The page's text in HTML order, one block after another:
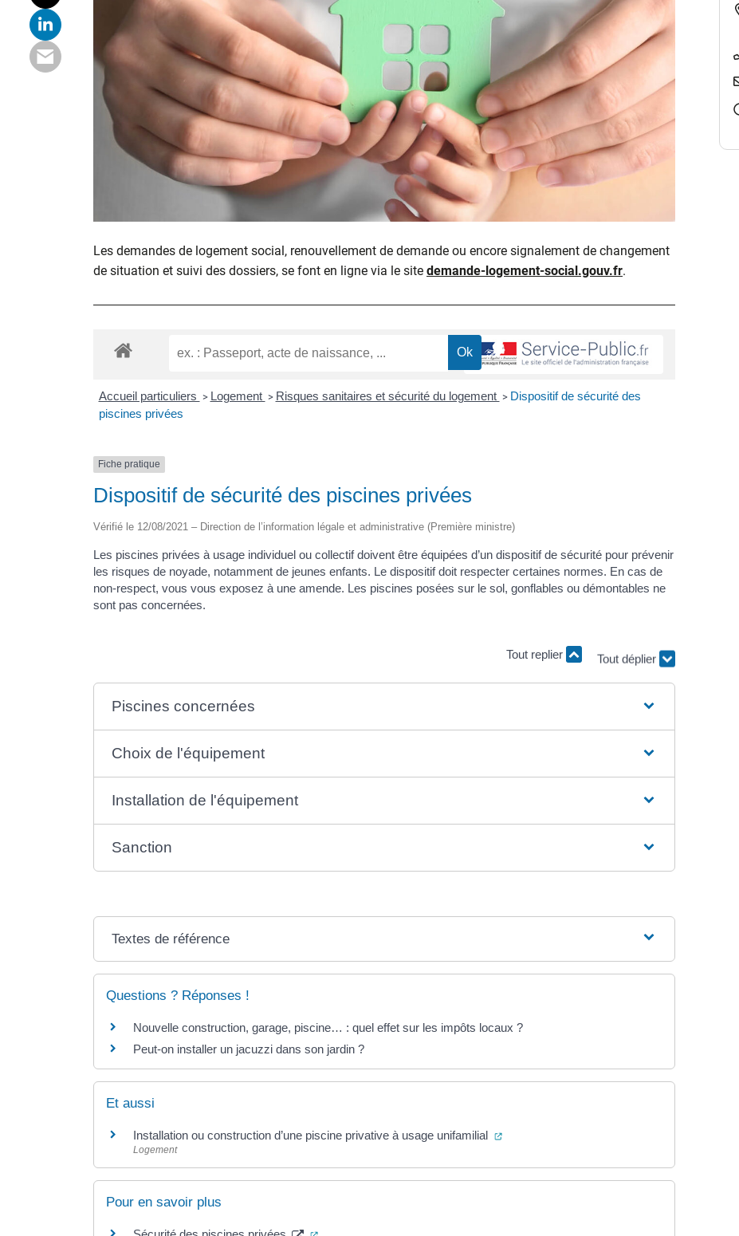
Les demandes de logement social, renouvellement de demande ou encore signalement de changement
de situation et suivi des dossiers, se font en ligne via le site demande-logement-social.gouv.fr.
Accueil particuliers > Logement > Risques sanitaires et sécurité du logement > Dispositif de sécurité des
piscines privées
Fiche pratique
Dispositif de sécurité des piscines privées
Vérifié le 12/08/2021 – Direction de l’information légale et administrative (Première ministre)
Les piscines privées à usage individuel ou collectif doivent être équipées d’un dispositif de sécurité pour prévenir
les risques de noyade, notamment de jeunes enfants. Le dispositif doit respecter certaines normes. En cas de
non-respect, vous vous exposez à une amende. Les piscines posées sur le sol, gonflables ou démontables ne
sont pas concernées.
Tout replier
Tout déplier
Piscines concernées
Choix de l'équipement
Installation de l'équipement
Sanction
Textes de référence
Questions ? Réponses !
Nouvelle construction, garage, piscine… : quel effet sur les impôts locaux ?
Peut-on installer un jacuzzi dans son jardin ?
Et aussi
Installation ou construction d’une piscine privative à usage unifamilial (ouverture dans un nouvel onglet)
Logement
Pour en savoir plus